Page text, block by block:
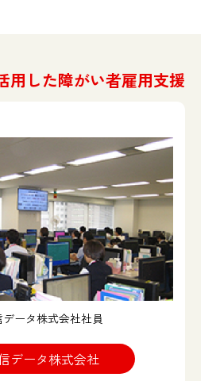
用した障がい者雇用支援
ータ株式会社社員
データ株式会社